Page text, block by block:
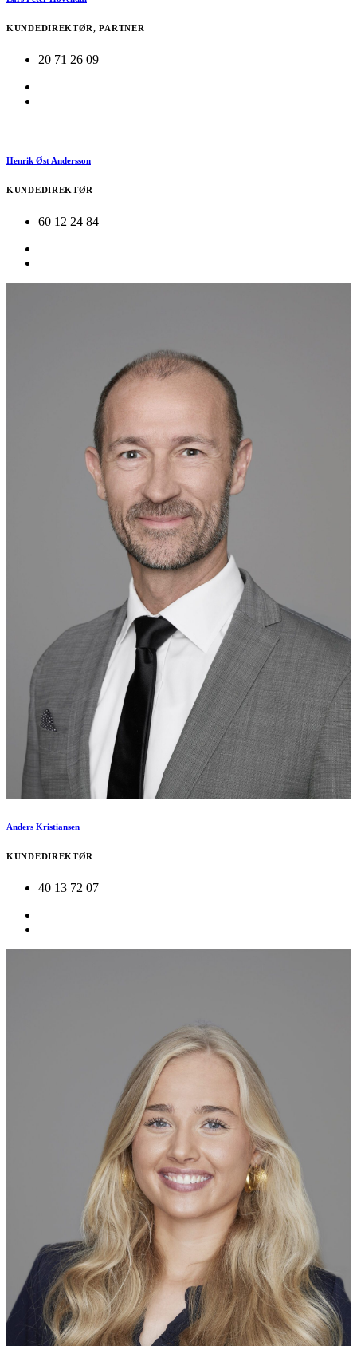
KUNDEDIREKTØR, PARTNER
20 71 26 09
Henrik Øst Andersson
KUNDEDIREKTØR
60 12 24 84
Anders Kristiansen
KUNDEDIREKTØR
40 13 72 07